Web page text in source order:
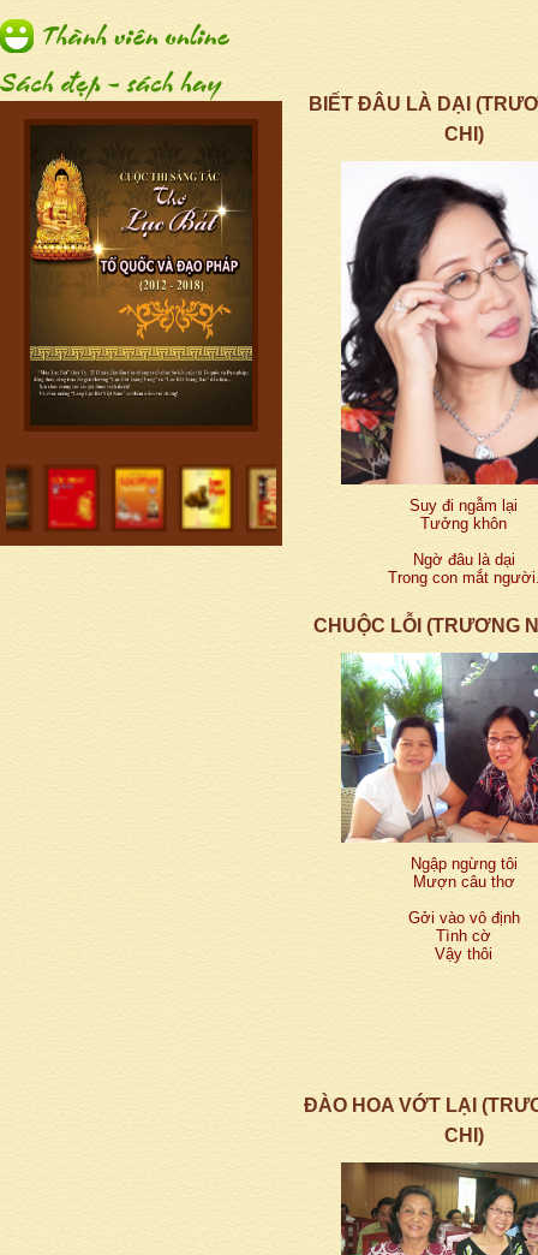
BIẾT ĐÂU LÀ DẠI
CHI)
Suy đi ngẫm lại
Tưởng khôn
Ngờ đâu là dại
Trong con mắt
CHUỘC LỖI (TRƯƠNG
Ngập ngừng tôi
Mượn câu thơ
Gởi vào vô định
Tình cờ
Vậy thôi
ĐÀO HOA VỚT LẠI
CHI)